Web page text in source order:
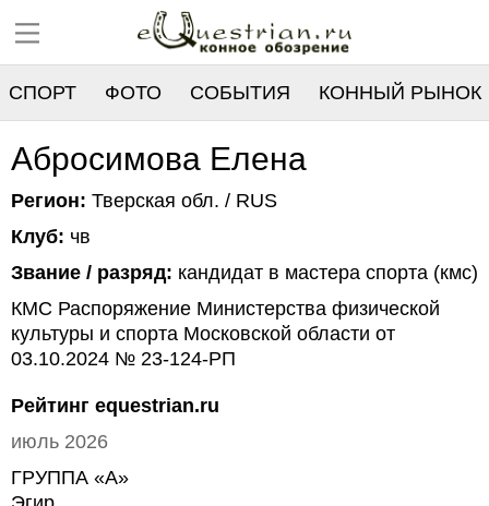
СПОРТ ФОТО СОБЫТИЯ КОННЫЙ РЫНОК
РЕЕСТР
Абросимова Елена
Регион: Тверская обл. / RUS
Клуб: чв
Звание / разряд: кандидат в мастера спорта (кмс)
КМС Распоряжение Министерства физической
культуры и спорта Московской области от
03.10.2024 № 23-124-РП
Рейтинг equestrian.ru
июль 2026
ГРУППА «А»